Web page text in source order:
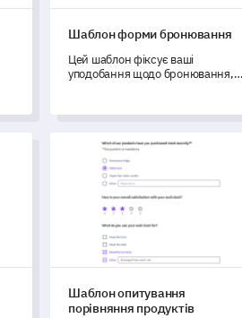
Шаблон форми бронювання
Цей шаблон фіксує ваші
уподобання щодо бронювання,
бронювання.
зв'язку клієнтів
Шаблон опитування
Шаблон опитування
порівняння продуктів